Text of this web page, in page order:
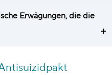
Erwägungen, die die